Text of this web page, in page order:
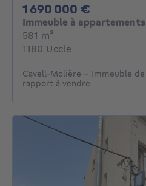
1 690 000 €
Immeuble à appartements
581 m²
1180 Uccle
Cavell-Molière - Immeuble de
rapport à vendre